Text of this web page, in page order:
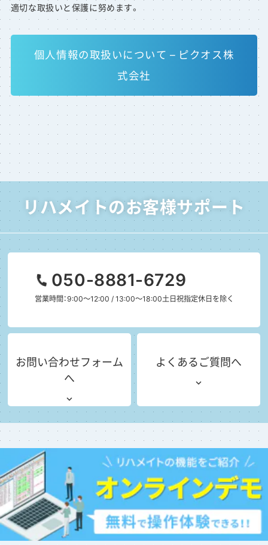
適切な取扱いと保護に努めます。
個人情報の取扱いについて – ピクオス株
式会社
リハメイトのお客様サポート
050-8881-6729
営業時間：9:00～12:00 / 13:00～18:00土日祝指定休日を除く
お問い合わせフォーム
へ
よくあるご質問へ